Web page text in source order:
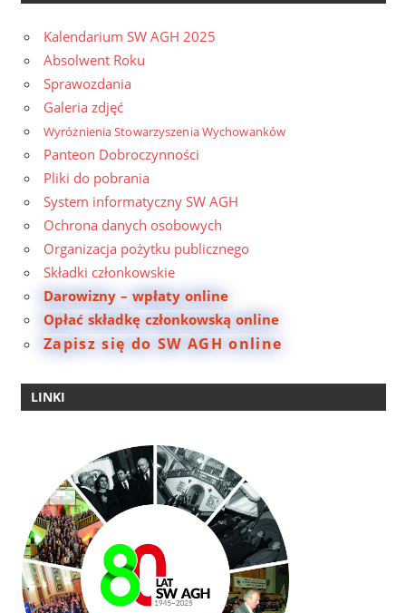
Kalendarium SW AGH 2025
Absolwent Roku
Sprawozdania
Galeria zdjęć
Wyróżnienia Stowarzyszenia Wychowanków
Panteon Dobroczynności
Pliki do pobrania
System informatyczny SW AGH
Ochrona danych osobowych
Organizacja pożytku publicznego
Składki członkowskie
Darowizny – wpłaty online
Opłać składkę członkowską online
Zapisz się do SW AGH online
LINKI